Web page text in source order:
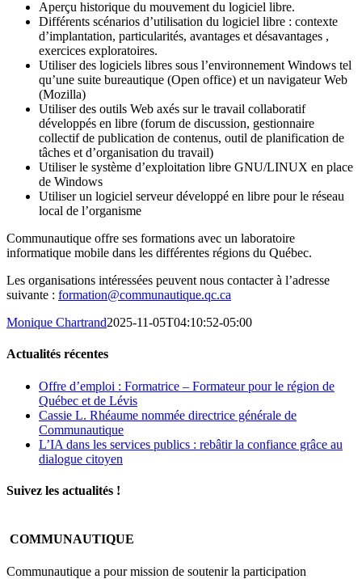
Aperçu historique du mouvement du logiciel libre.
Différents scénarios d’utilisation du logiciel libre : contexte
d’implantation, particularités, avantages et désavantages ,
exercices exploratoires.
Utiliser des logiciels libres sous l’environnement Windows tel
qu’une suite bureautique (Open office) et un navigateur Web
(Mozilla)
Utiliser des outils Web axés sur le travail collaboratif
développés en libre (forum de discussion, gestionnaire
collectif de publication de contenus, outil de planification de
tâches et d’organisation du travail)
Utiliser le système d’exploitation libre GNU/LINUX en place
de Windows
Utiliser un logiciel serveur développé en libre pour le réseau
local de l’organisme
Communautique offre ses formations avec un laboratoire
informatique mobile dans les différentes régions du Québec.
Les organisations intéressées peuvent nous contacter à l’adresse
suivante : formation@communautique.qc.ca
Monique Chartrand2025-11-05T04:10:52-05:00
Actualités récentes
Offre d’emploi : Formatrice – Formateur pour le région de
Québec et de Lévis
Cassie L. Rhéaume nommée directrice générale de
Communautique
L’IA dans les services publics : rebâtir la confiance grâce au
dialogue citoyen
Suivez les actualités !
COMMUNAUTIQUE
Communautique a pour mission de soutenir la participation